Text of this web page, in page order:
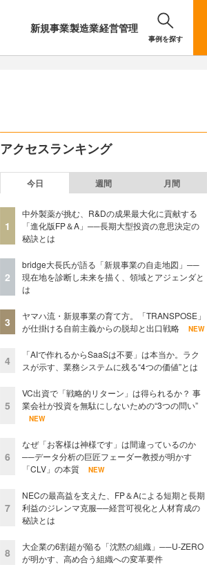
新規事業製造業経営管理
事例を探す
アクセスランキング
今日 週間 月間
1
中外製薬が挑む、R&Dの成果最大化に貢献する
「進化版FP＆A」──長期大型投資の意思決定の
秘訣とは
2
bridge大長氏が語る「新規事業の自走地図」──
現在地を診断し未来を描く、領域とアジェンダと
は
3
ヤマハ流・新規事業の育て方。「TRANSPOSE」
が仕掛ける自前主義からの脱却と出口戦略
NEW
4
「AIで作れるからSaaSは不要」は本当か。ラク
スが示す、業務システムに残る“4つの価値”とは
5
VC出資で「戦略的リターン」は得られるか？ 事
業会社が投資を無駄にしないための“3つの問い”
NEW
6
なぜ「お客様は神様です」は間違っているのか
──データ分析の巨匠フェーダー教授が明かす
「CLV」の本質
NEW
7
NECの最高益を支えた、FP＆Aによる短期と長期
利益のジレンマ克服──経営可視化と人材育成の
秘訣とは
8
大企業の6割超が陥る「沈黙の組織」──U-ZERO
が明かす、高め合う組織への変革要件